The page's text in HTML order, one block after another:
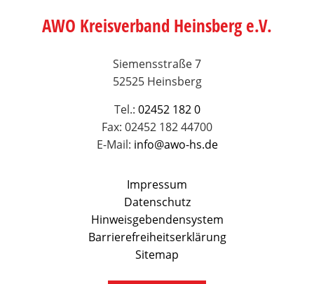
AWO Kreisverband Heinsberg e.V.
Siemensstraße 7
52525 Heinsberg
Tel.: 02452 182 0
Fax: 02452 182 44700
E-Mail: info@awo-hs.de
Impressum
Datenschutz
Hinweisgebendensystem
Barrierefreiheitserklärung
Sitemap